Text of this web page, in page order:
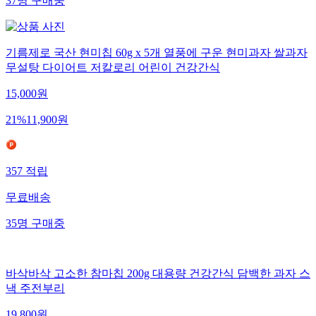
37명구매중
기름제로 국산 현미칩 60g x 5개 열풍에 구운 현미과자 쌀과자
무설탕 다이어트 저칼로리 어린이 건강간식
15,000원
21%11,900원
357적립
무료배송
35명구매중
바삭바삭 고소한 참마칩 200g 대용량 건강간식 담백한 과자 스
낵 주전부리